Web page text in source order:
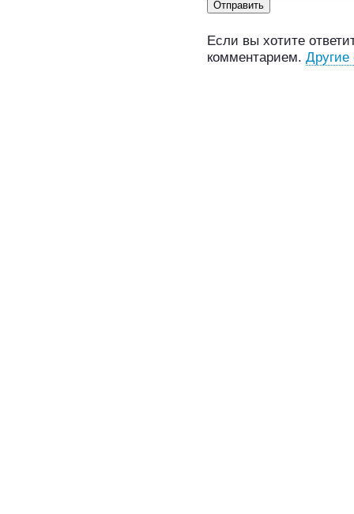
Если вы хотите
комментарием. Другие